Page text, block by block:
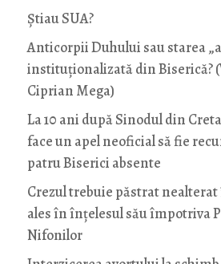
Știau SUA?
Anticorpii Duhului sau starea
instituționalizată din Biserică?
Ciprian Mega)
La 10 ani după Sinodul din
face un apel neoficial să fie
patru Biserici absente
Crezul trebuie păstrat
ales în înțelesul său împotriva
Nifonilor